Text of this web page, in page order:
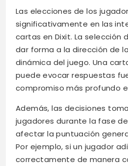
Las elecciones de los
significativamente en las
cartas en Dixit. La selección
dar forma a la dirección de
dinámica del juego. Una
puede evocar respuestas
compromiso más profundo
Además, las decisiones
jugadores durante la fase
afectar la puntuación
Por ejemplo, si un jugador
correctamente de manera